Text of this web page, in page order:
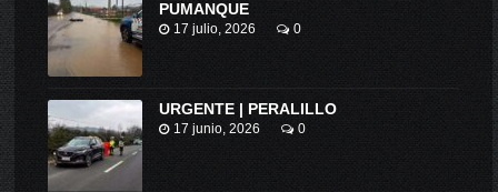
PUMANQUE
17 julio, 2026 0
URGENTE | PERALILLO
17 junio, 2026 0